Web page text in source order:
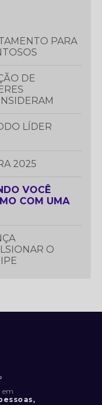
2025
COM UMA
O
DE
em